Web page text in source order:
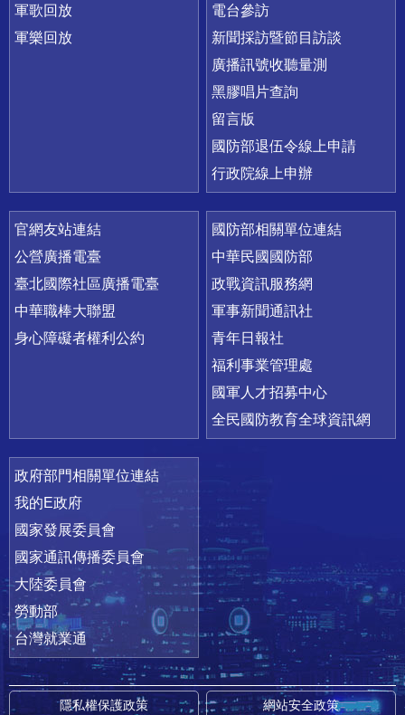
軍歌回放
軍樂回放
電台參訪
新聞採訪暨節目訪談
廣播訊號收聽量測
黑膠唱片查詢
留言版
國防部退伍令線上申請
行政院線上申辦
官網友站連結
公營廣播電臺
臺北國際社區廣播電臺
中華職棒大聯盟
身心障礙者權利公約
國防部相關單位連結
中華民國國防部
政戰資訊服務網
軍事新聞通訊社
青年日報社
福利事業管理處
國軍人才招募中心
全民國防教育全球資訊網
政府部門相關單位連結
我的E政府
國家發展委員會
國家通訊傳播委員會
大陸委員會
勞動部
台灣就業通
隱私權保護政策 網站安全政策